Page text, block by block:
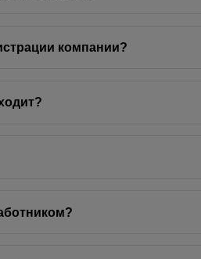
компании?